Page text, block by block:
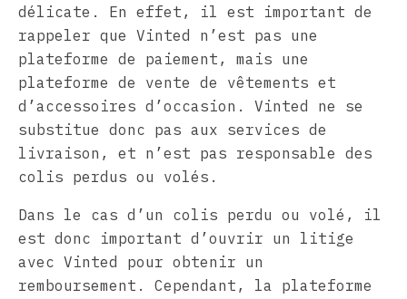
délicate. En effet, il est important de
rappeler que Vinted n’est pas une
plateforme de paiement, mais une
plateforme de vente de vêtements et
d’accessoires d’occasion. Vinted ne se
substitue donc pas aux services de
livraison, et n’est pas responsable des
colis perdus ou volés.
Dans le cas d’un colis perdu ou volé, il
est donc important d’ouvrir un litige
avec Vinted pour obtenir un
remboursement. Cependant, la plateforme